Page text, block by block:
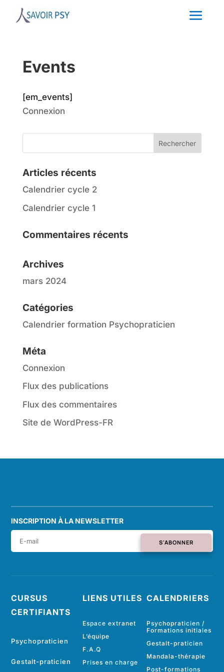
Events
[em_events]
Connexion
Articles récents
Calendrier cycle 2
Calendrier cycle 1
Commentaires récents
Archives
mars 2024
Catégories
Calendrier formation Psychopraticien
Méta
Connexion
Flux des publications
Flux des commentaires
Site de WordPress-FR
INSCRIPTION À LA NEWSLETTER
S'ABONNER
CURSUS
CERTIFIANTS
Psychopraticien
Gestalt-praticien
LIENS UTILES
Espace extranet
L’équipe
F.A.Q
Prises en charge
CALENDRIERS
Psychopraticien /
Formations initiales
Gestalt-praticien
Mandala-thérapie
Post-formations